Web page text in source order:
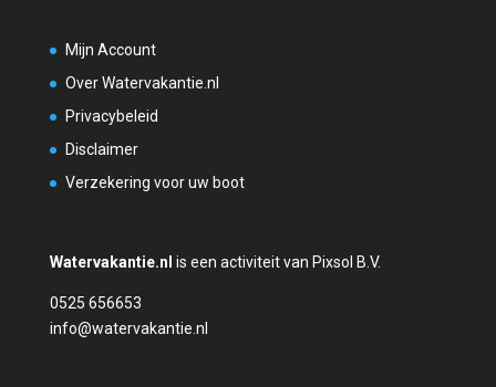
Mijn Account
Over Watervakantie.nl
Privacybeleid
Disclaimer
Verzekering voor uw boot
Watervakantie.nl is een activiteit van Pixsol B.V.
0525 656653
info@watervakantie.nl